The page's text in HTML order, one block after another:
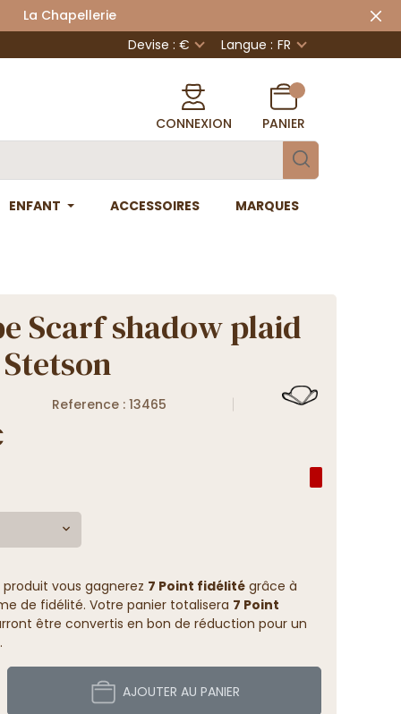
Chapellerie
Devise : €
Langue : FR
CONNEXION PANIER
ENFANT ACCESSOIRES MARQUES
Scarf shadow plaid
Reference : 13465
vous gagnerez 7 Point fidélitégrâce à
de fidélité. Votre panier totalisera 7 Point
être convertis en bon de réduction pour un
AJOUTER AU PANIER